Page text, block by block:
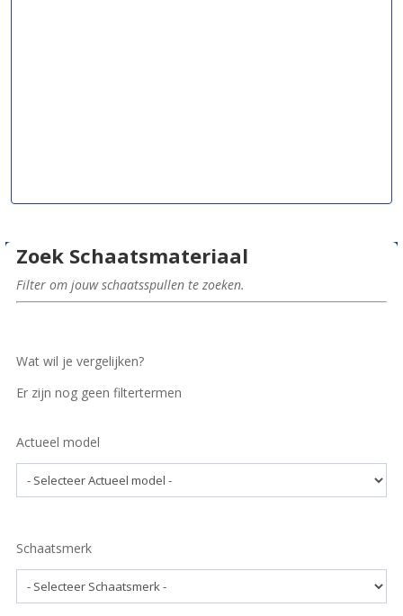
Zoek Schaatsmateriaal
Filter om jouw schaatsspullen te zoeken.
Wat wil je vergelijken?
Er zijn nog geen filtertermen
Actueel model
Schaatsmerk